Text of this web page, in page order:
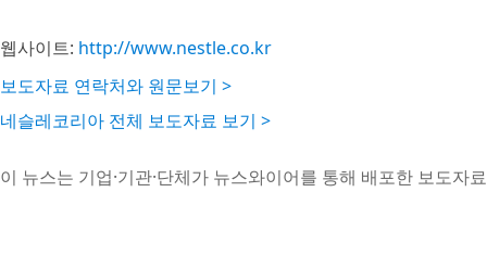
웹사이트: http://www.nestle.co.kr
보도자료 연락처와 원문보기 >
네슬레코리아 전체 보도자료 보기 >
이 뉴스는 기업·기관·단체가 뉴스와이어를 통해 배포한 보도자